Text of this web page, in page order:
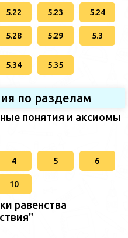
5.22 5.23 5.24
5.28 5.29 5.3
5.34 5.35
по разделам
понятия и аксиомы
4 5 6
10
равенства